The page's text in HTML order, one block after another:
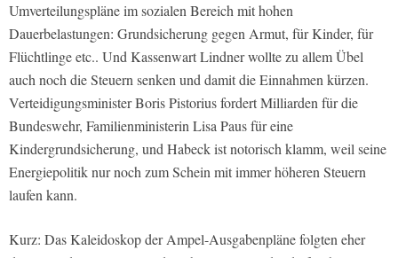
Umverteilungspläne im sozialen Bereich mit hohen
Dauerbelastungen: Grundsicherung gegen Armut, für Kinder, für
Flüchtlinge etc.. Und Kassenwart Lindner wollte zu allem Übel
auch noch die Steuern senken und damit die Einnahmen kürzen.
Verteidigungsminister Boris Pistorius fordert Milliarden für die
Bundeswehr, Familienministerin Lisa Paus für eine
Kindergrundsicherung, und Habeck ist notorisch klamm, weil seine
Energiepolitik nur noch zum Schein mit immer höheren Steuern
laufen kann.
Kurz: Das Kaleidoskop der Ampel-Ausgabenpläne folgten eher